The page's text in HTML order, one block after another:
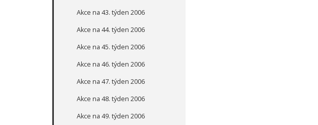
Akce na 43. týden 2006
Akce na 44. týden 2006
Akce na 45. týden 2006
Akce na 46. týden 2006
Akce na 47. týden 2006
Akce na 48. týden 2006
Akce na 49. týden 2006